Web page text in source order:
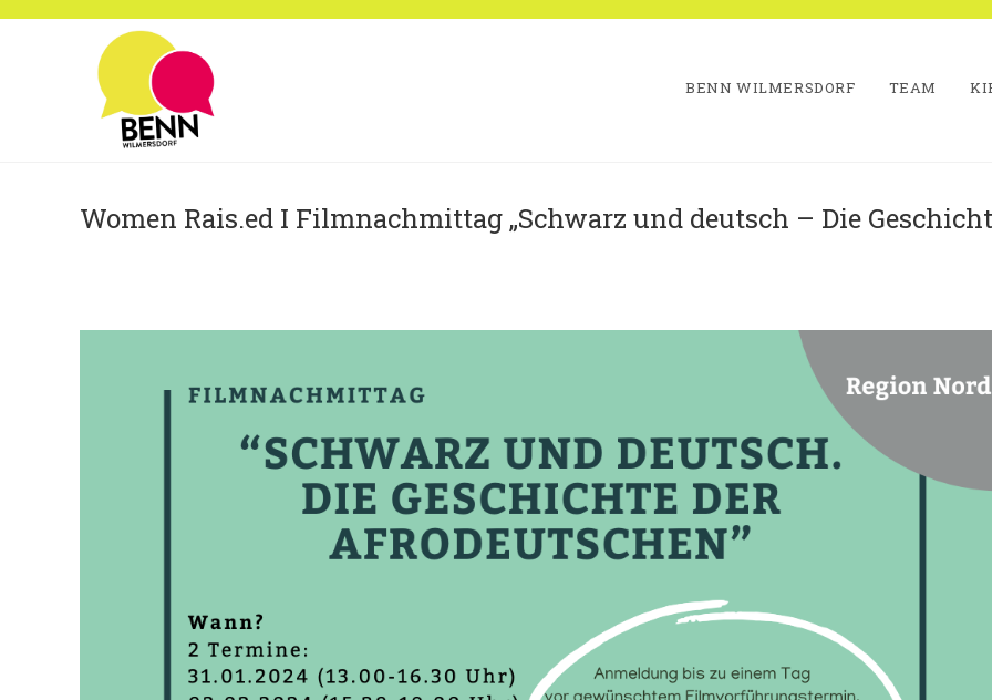
BENN WILMERSDORF TEAM
Women Rais.ed I Filmnachmittag „Schwarz und deutsch – Die